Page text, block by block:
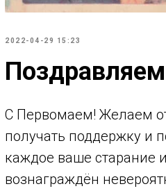
2022-04-29 15:23
С Первомаем! Желаем от
получать поддержку и
каждое ваше старание
вознаграждён